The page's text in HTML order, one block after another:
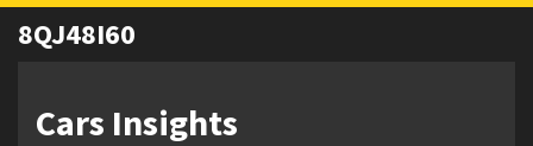
8QJ48I60
Cars Insights